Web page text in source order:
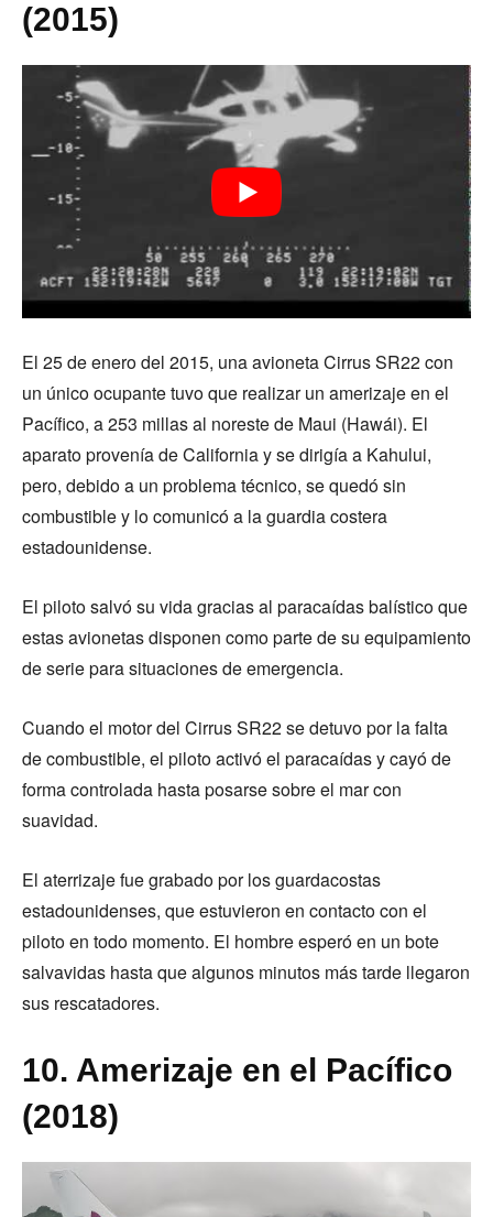
(2015)
El 25 de enero del 2015, una avioneta Cirrus SR22 con
un único ocupante tuvo que realizar un amerizaje en el
Pacífico, a 253 millas al noreste de Maui (Hawái). El
aparato provenía de California y se dirigía a Kahului,
pero, debido a un problema técnico, se quedó sin
combustible y lo comunicó a la guardia costera
estadounidense.
El piloto salvó su vida gracias al paracaídas balístico que
estas avionetas disponen como parte de su equipamiento
de serie para situaciones de emergencia.
Cuando el motor del Cirrus SR22 se detuvo por la falta
de combustible, el piloto activó el paracaídas y cayó de
forma controlada hasta posarse sobre el mar con
suavidad.
El aterrizaje fue grabado por los guardacostas
estadounidenses, que estuvieron en contacto con el
piloto en todo momento. El hombre esperó en un bote
salvavidas hasta que algunos minutos más tarde llegaron
sus rescatadores.
10. Amerizaje en el Pacífico
(2018)